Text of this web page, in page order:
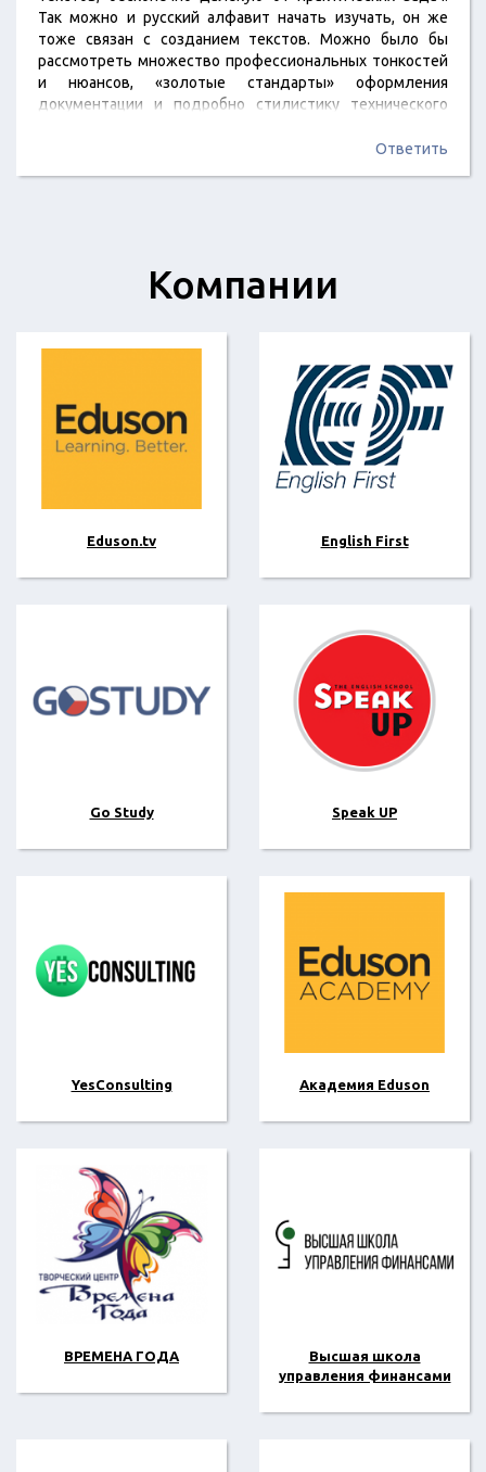
Так можно и русский алфавит начать изучать, он же
тоже связан с созданием текстов. Можно было бы
рассмотреть множество профессиональных тонкостей
и нюансов, «золотые стандарты» оформления
документации и подробно стилистику технического
и т.д., и это было бы действительно нужно и полезно, а
Ответить
Компании
Eduson.tv English First
Go Study Speak UP
YesConsulting Академия Eduson
ВРЕМЕНА ГОДА
Высшая школа
управления финансами